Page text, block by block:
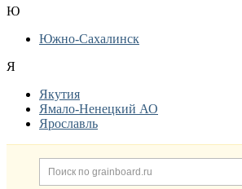
Ю
Южно-Сахалинск
Я
Якутия
Ямало-Ненецкий АО
Ярославль
Дополнительная Поиск